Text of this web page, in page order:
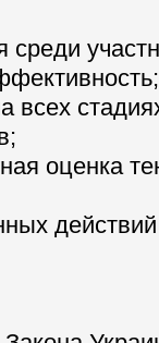
среди
всех
оценка